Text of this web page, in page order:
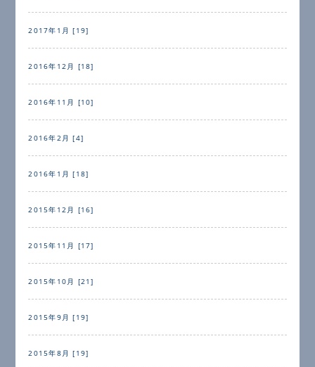
2017年1月 [19]
2016年12月 [18]
2016年11月 [10]
2016年2月 [4]
2016年1月 [18]
2015年12月 [16]
2015年11月 [17]
2015年10月 [21]
2015年9月 [19]
2015年8月 [19]